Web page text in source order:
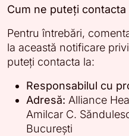
Cum ne puteți contacta
Pentru întrebări,
la această notificare
puteți contacta la:
Responsabilul cu
Adresă: Alliance
Amilcar C.
București